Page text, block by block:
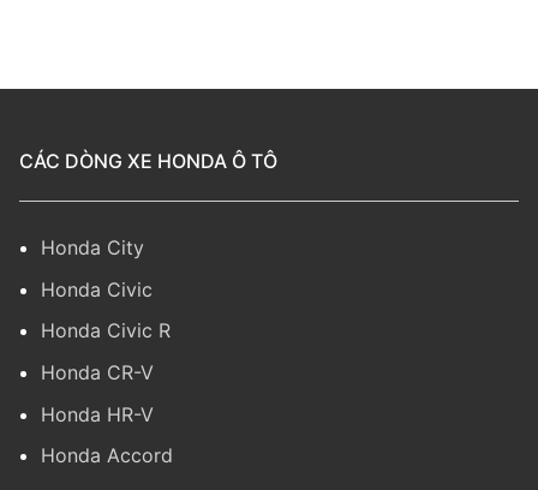
CÁC DÒNG XE HONDA Ô TÔ
Honda City
Honda Civic
Honda Civic R
Honda CR-V
Honda HR-V
Honda Accord